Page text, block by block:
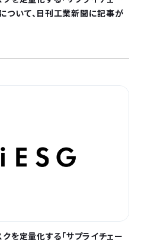
ついて、日刊工業新聞に記事が
を定量化する「サプライチェー